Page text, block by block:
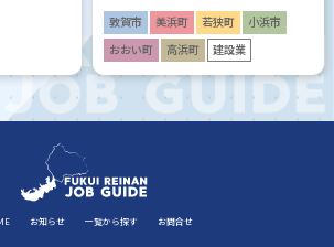
敦賀市 美浜町 若狭町 小浜市
おおい町 高浜町 建設業
お知らせ 一覧から探す お問合せ